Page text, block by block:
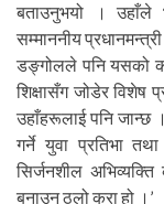
बताउनुभयो । उहाँले
सम्माननीय
डङ्गोलले पनि यसको
शिक्षासँग जोडेर विशेष
उहाँहरूलाई पनि जान्छ
गर्ने युवा प्रतिभा
सिर्जनशील
बनाउनु ठुलो कुरा हो ।’